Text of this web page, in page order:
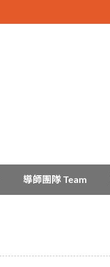
導師團隊 Team